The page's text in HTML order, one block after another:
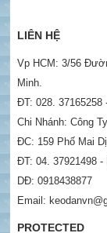
LIÊN HỆ
Vp HCM: 3/56
Minh.
ĐT: 028. 37165258
Chi Nhánh: Công
ĐC: 159 Phố Mai
ĐT: 04. 37921498 -
DĐ: 0918438877
Email:
PROTECTED